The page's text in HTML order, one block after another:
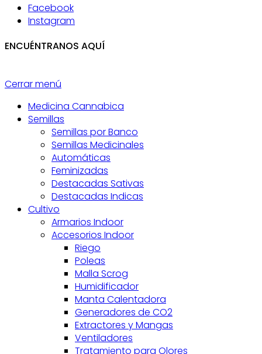
Facebook
Instagram
ENCUÉNTRANOS AQUÍ
Cerrar menú
Medicina Cannabica
Semillas
Semillas por Banco
Semillas Medicinales
Automáticas
Feminizadas
Destacadas Sativas
Destacadas Indicas
Cultivo
Armarios Indoor
Accesorios Indoor
Riego
Poleas
Malla Scrog
Humidificador
Manta Calentadora
Generadores de CO2
Extractores y Mangas
Ventiladores
Tratamiento para Olores